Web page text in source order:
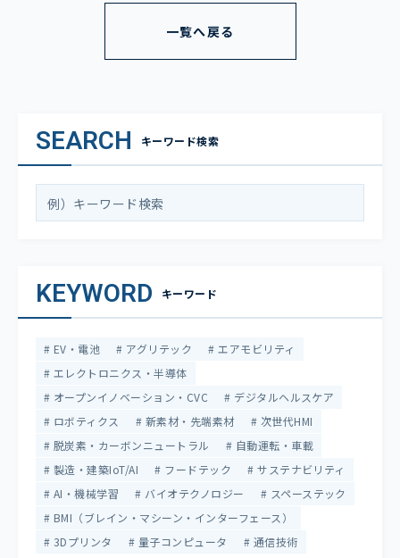
一覧へ戻る
SEARCH キーワード検索
KEYWORD キーワード
EV・電池 アグリテック
エアモビリティ
エレクトロニクス・半導体
オープンイノベーション・CVC
デジタルヘルスケア
ロボティクス
新素材・先端素材
次世代HMI
脱炭素・カーボンニュートラル
自動運転・車載
製造・建築IoT/AI
フードテック
サステナビリティ
AI・機械学習
バイオテクノロジー
スペーステック
BMI（ブレイン・マシーン・インターフェース）
3Dプリンタ
量子コンピュータ 通信技術